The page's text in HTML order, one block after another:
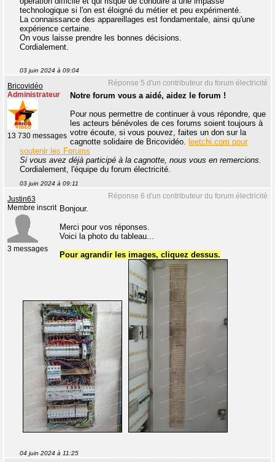
technologique si l'on est éloigné du métier et peu expérimenté.
La connaissance des appareillages est fondamentale, ainsi qu'une
expérience certaine.
On vous laisse prendre les bonnes décisions.
Cordialement.
03 juin 2024 à 09:04
Réponse 5 d'un contributeur du forum électricité
Bricovidéo
Administrateur
13 730 messages
Notre forum vous a aidé, aidez le forum !
Pour nous permettre de continuer à vous répondre, que
les acteurs bénévoles de ces forums soient toujours à
votre écoute, si vous pouvez, faites un don sur la
cagnotte solidaire de Bricovidéo. leetchi.com pour
soutenir les Forums
Si vous avez déjà participé à la cagnotte, nous vous en remercions.
Cordialement, l'équipe du forum électricité.
03 juin 2024 à 09:11
Réponse 6 d'un contributeur du forum électricité
Justin63
Membre inscrit
3 messages
Bonjour.
Merci pour vos réponses.
Voici la photo du tableau...
Pour agrandir les images, cliquez dessus.
04 juin 2024 à 11:25